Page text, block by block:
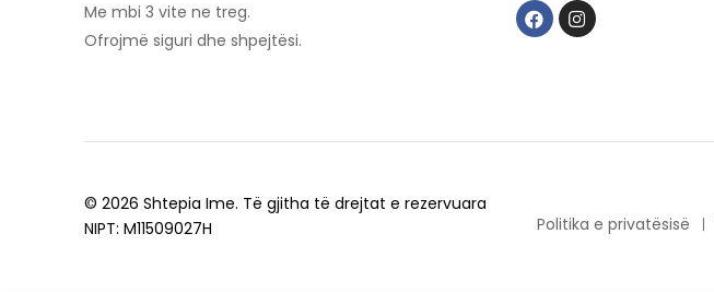
Me mbi 3 vite ne treg.
Ofrojmë siguri dhe shpejtësi.
© 2026 Shtepia Ime. Të gjitha të drejtat e rezervuara
NIPT: M11509027H
Politika e privatësisë